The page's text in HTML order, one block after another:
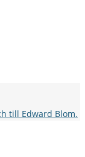
till Edward Blom.